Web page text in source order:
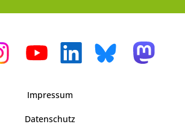
Impressum
Datenschutz